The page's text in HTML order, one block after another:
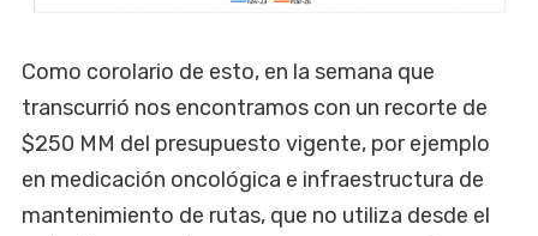
Como corolario de esto, en la semana que
transcurrió nos encontramos con un recorte de
$250 MM del presupuesto vigente, por ejemplo
en medicación oncológica e infraestructura de
mantenimiento de rutas, que no utiliza desde el